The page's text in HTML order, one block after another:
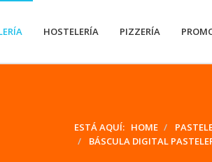
HOSTELERÍA PIZZERÍA
ESTÁ AQUÍ: HOME
BÁSCULA DIGITAL